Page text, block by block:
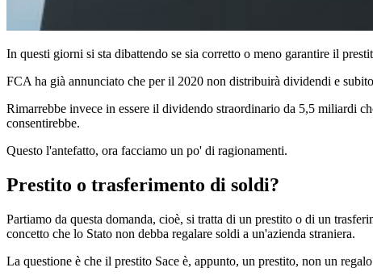
In questi giorni si sta dibattendo se sia corretto o meno garantire il
FCA ha già annunciato che per il 2020 non distribuirà dividendi e
Rimarrebbe invece in essere il dividendo straordinario da 5,5 miliardi
consentirebbe.
Questo l'antefatto, ora facciamo un po' di ragionamenti.
Prestito o trasferimento di soldi?
Partiamo da questa domanda, cioè, si tratta di un prestito o di un
concetto che lo Stato non debba regalare soldi a un'azienda straniera.
La questione è che il prestito Sace è, appunto, un prestito, non un